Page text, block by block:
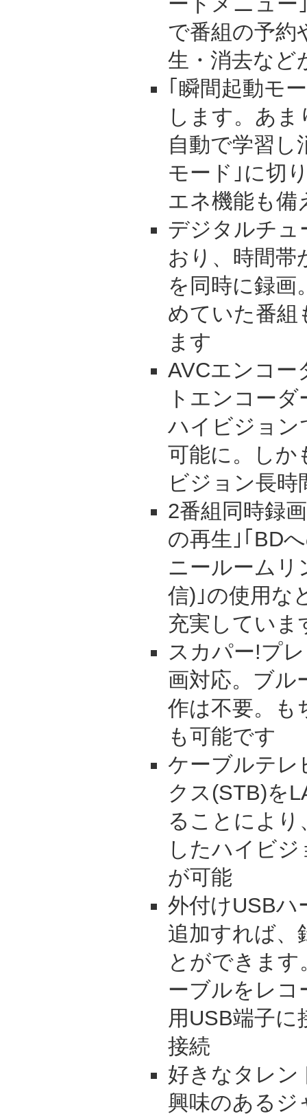
で番組の予約
生・消去など
｢瞬間起動モ
します。あ
自動で学習し
モード｣に切
エネ機能も備
デジタルチュ
おり、時間帯
を同時に録画
めていた番組
ます
AVCエンコー
トエンコー
ハイビジョン
可能に。しか
ビジョン長
2番組同時録
の再生｣｢BD
ニールームリ
信)｣の使用な
充実していま
スカパー!プ
画対応。ブル
作は不要。も
も可能です
ケーブルテレ
クス(STB)を
ることにより
したハイビ
が可能
外付けUSBハ
追加すれば、
とができます
ーブルをレコ
用USB端子に
接続
好きなタレン
興味のあるジ